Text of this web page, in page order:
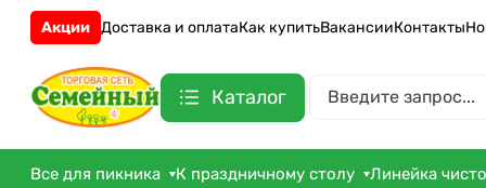
Акции Доставка и оплатаКак купитьВакансииКонтакты
Каталог
Все для пикника К праздничному столу Линейка